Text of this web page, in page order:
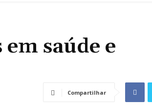
saúde e
Compartilhar